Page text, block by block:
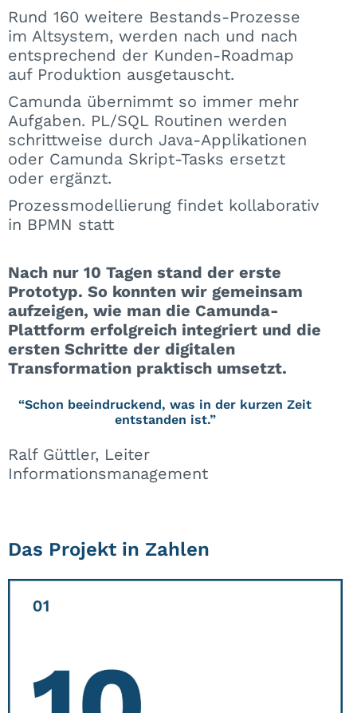
Rund 160 weitere Bestands-Prozesse
im Altsystem, werden nach und nach
entsprechend der Kunden-Roadmap
auf Produktion ausgetauscht.
Camunda übernimmt so immer mehr
Aufgaben. PL/SQL Routinen werden
schrittweise durch Java-Applikationen
oder Camunda Skript-Tasks ersetzt
oder ergänzt.
Prozessmodellierung findet kollaborativ
in BPMN statt
Nach nur 10 Tagen stand der erste
Prototyp. So konnten wir gemeinsam
aufzeigen, wie man die Camunda-
Plattform erfolgreich integriert und die
ersten Schritte der digitalen
Transformation praktisch umsetzt.
“Schon beeindruckend, was in der kurzen Zeit
entstanden ist.”
Ralf Güttler, Leiter
Informationsmanagement
Das Projekt in Zahlen